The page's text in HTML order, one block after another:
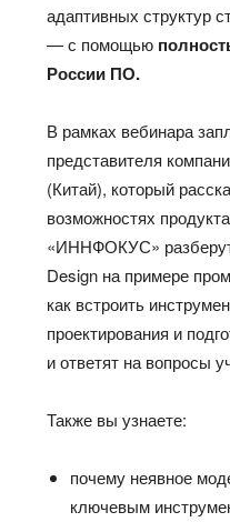
адаптивных структур
— с помощью
России ПО.
В рамках вебинара
представителя
(Китай), который
возможностях
«ИННФОКУС»
Design на примере
как встроить
проектирования и
и ответят на вопросы
Также вы узнаете:
почему неявное
ключевым